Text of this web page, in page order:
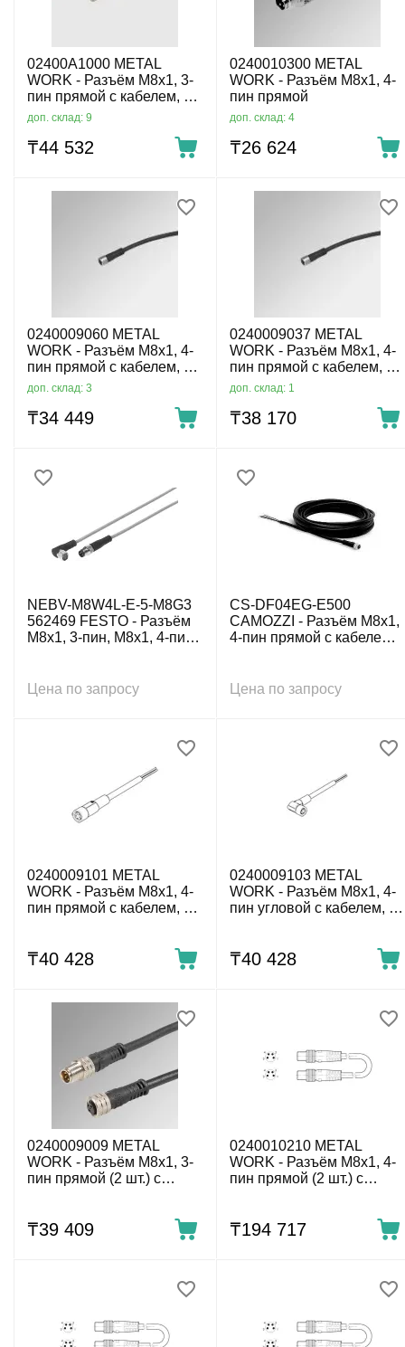
02400A1000 METAL
WORK - Разъём M8x1, 3-
пин прямой с кабелем, 3-
пров. 10 м
доп. склад: 9
₸44 532
0240010300 METAL
WORK - Разъём M8x1, 4-
пин прямой
доп. склад: 4
₸26 624
0240009060 METAL
WORK - Разъём M8x1, 4-
пин прямой с кабелем, 4-
пров. 3 м
доп. склад: 3
₸34 449
0240009037 METAL
WORK - Разъём M8x1, 4-
пин прямой с кабелем, 4-
пров. 5 м
доп. склад: 1
₸38 170
NEBV-M8W4L-E-5-M8G3
562469 FESTO - Разъём
M8x1, 3-пин, M8x1, 4-пин
Цена по запросу
CS-DF04EG-E500
CAMOZZI - Разъём M8x1,
4-пин прямой с кабелем,
Цена по запросу
0240009101 METAL
WORK - Разъём M8x1, 4-
пин прямой с кабелем, 4-
₸40 428
0240009103 METAL
WORK - Разъём M8x1, 4-
пин угловой с кабелем, 4-
₸40 428
0240009009 METAL
WORK - Разъём M8x1, 3-
пин прямой (2 шт.) с
₸39 409
0240010210 METAL
WORK - Разъём M8x1, 4-
пин прямой (2 шт.) с
₸194 717